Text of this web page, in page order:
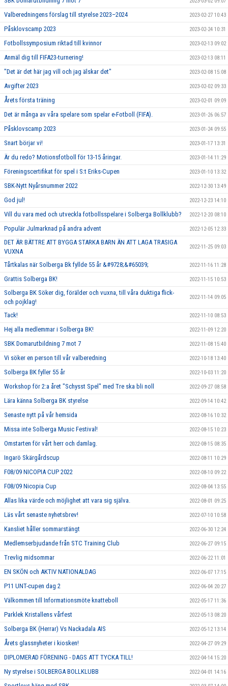
Valberedningens förslag till styrelse 2023–2024 2023-02-27 10:43
Påsklovscamp 2023 2023-02-24 10:31
Fotbollssymposium riktad till kvinnor 2023-02-13 09:02
Anmäl dig till FIFA23-turnering! 2023-02-13 08:11
"Det är det här jag vill och jag älskar det" 2023-02-08 15:08
Avgifter 2023 2023-02-02 09:33
Årets första träning 2023-02-01 09:09
Det är många av våra spelare som spelar e-Fotboll (FIFA). 2023-01-26 06:57
Påsklovscamp 2023 2023-01-24 09:55
Snart börjar vi! 2023-01-17 13:31
Är du redo? Motionsfotboll för 13-15 åringar. 2023-01-14 11:29
Föreningscertifikat för spel i S:t Eriks-Cupen 2023-01-10 13:32
SBK-Nytt Nyårsnummer 2022 2022-12-30 13:49
God jul! 2022-12-23 14:10
Vill du vara med och utveckla fotbollsspelare i Solberga Bollklubb? 2022-12-20 08:10
Populär Julmarknad på andra advent 2022-12-05 12:33
DET ÄR BÄTTRE ATT BYGGA STARKA BARN ÄN ATT LAGA TRASIGA
VUXNA
2022-11-25 09:03
Tårtkalas när Solberga Bk fyllde 55 år &#9728;&#65039; 2022-11-16 11:28
Grattis Solberga BK! 2022-11-15 10:53
Solberga BK Söker dig, förälder och vuxna, till våra duktiga flick-
och pojklag!
2022-11-14 09:05
Tack! 2022-11-10 08:53
Hej alla medlemmar i Solberga BK! 2022-11-09 12:20
SBK Domarutbildning 7 mot 7 2022-11-08 15:40
Vi söker en person till vår valberedning 2022-10-18 13:40
Solberga BK fyller 55 år 2022-10-03 11:20
Workshop för 2:a året "Schysst Spel" med Tre ska bli noll 2022-09-27 08:58
Lära känna Solberga BK styrelse 2022-09-14 10:42
Senaste nytt på vår hemsida 2022-08-16 10:32
Missa inte Solberga Music Festival! 2022-08-15 10:23
Omstarten för vårt herr och damlag. 2022-08-15 08:35
Ingarö Skärgårdscup 2022-08-11 10:29
F08/09 NICOPIA CUP 2022 2022-08-10 09:22
F08/09 Nicopia Cup 2022-08-04 13:55
Allas lika värde och möjlighet att vara sig själva. 2022-08-01 09:25
Läs vårt senaste nyhetsbrev! 2022-07-10 10:58
Kansliet håller sommarstängt 2022-06-30 12:24
Medlemserbjudande från STC Training Club 2022-06-27 09:15
Trevlig midsommar 2022-06-22 11:01
EN SKÖN och AKTIV NATIONALDAG 2022-06-07 17:15
P11 UNT-cupen dag 2 2022-06-04 20:27
Välkommen till Informationsmöte knatteboll 2022-05-17 11:36
Parklek Kristallens vårfest 2022-05-13 08:20
Solberga BK (Herrar) Vs Nackadala AIS 2022-05-12 13:14
Årets glassnyheter i kiosken! 2022-04-27 09:29
DIPLOMERAD FÖRENING - DAGS ATT TYCKA TILL! 2022-04-14 15:20
Ny styrelse i SOLBERGA BOLLKLUBB 2022-04-01 14:16